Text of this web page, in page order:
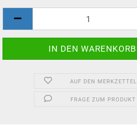
AUF DEN MERKZETTEL
FRAGE ZUM PRODUKT